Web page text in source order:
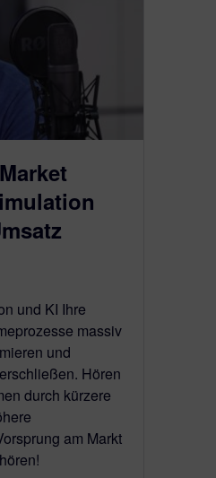
und KI Ihre
massiv
und
Hören
durch kürzere
am Markt